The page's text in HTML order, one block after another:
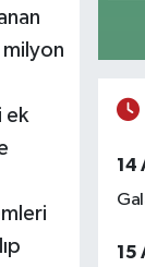
ek
14
15